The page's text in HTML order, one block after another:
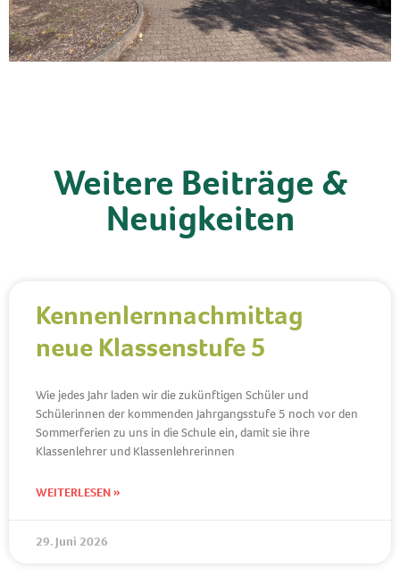
Weitere Beiträge &
Neuigkeiten
Kennenlernnachmittag
neue Klassenstufe 5
Wie jedes Jahr laden wir die zukünftigen Schüler und
Schülerinnen der kommenden Jahrgangsstufe 5 noch vor den
Sommerferien zu uns in die Schule ein, damit sie ihre
Klassenlehrer und Klassenlehrerinnen
WEITERLESEN »
29. Juni 2026